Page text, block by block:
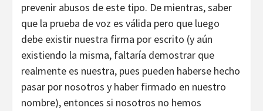
prevenir abusos de este tipo. De mientras, saber
que la prueba de voz es válida pero que luego
debe existir nuestra firma por escrito (y aún
existiendo la misma, faltaría demostrar que
realmente es nuestra, pues pueden haberse hecho
pasar por nosotros y haber firmado en nuestro
nombre), entonces si nosotros no hemos